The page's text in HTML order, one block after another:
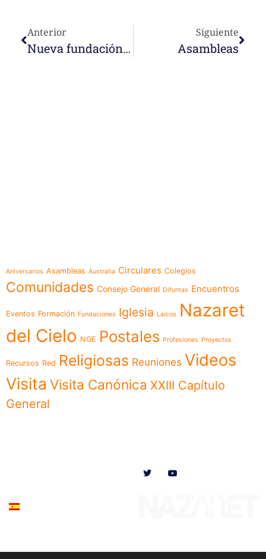
Anterior
Nueva fundación en Darwin, Australia
Siguiente
Asambleas
Aniversarios Asambleas Australia Circulares Colegios
Comunidades Consejo General Difuntas Encuentros
Eventos Formación Fundaciones Iglesia Laicos
Nazaret
del Cielo NGE Postales Profesiones Proyectos
Recursos Red Religiosas Reuniones Videos
Visita Visita Canónica XXIII Capítulo
General